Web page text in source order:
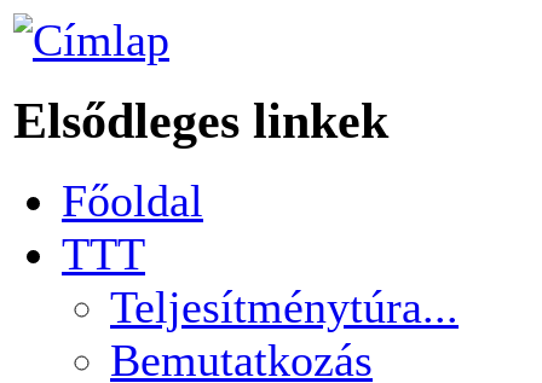
Elsődleges linkek
Főoldal
TTT
Teljesítménytúra...
Bemutatkozás